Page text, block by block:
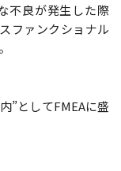
不良が発生した際
ファンクショナル
”としてFMEAに盛